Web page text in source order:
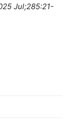
Jul;285:21-